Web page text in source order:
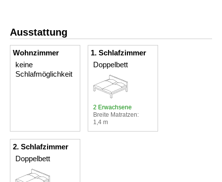
Ausstattung
Wohnzimmer
keine
Schlafmöglichkeit
1. Schlafzimmer
Doppelbett
2 Erwachsene
Breite Matratzen:
1,4 m
2. Schlafzimmer
Doppelbett